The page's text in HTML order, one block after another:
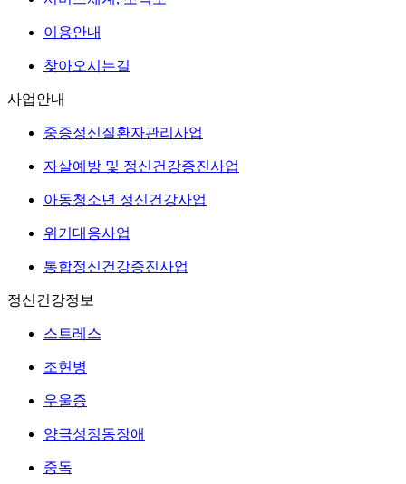
이용안내
찾아오시는길
사업안내
중증정신질환자관리사업
자살예방 및 정신건강증진사업
아동청소년 정신건강사업
위기대응사업
통합정신건강증진사업
정신건강정보
스트레스
조현병
우울증
양극성정동장애
중독